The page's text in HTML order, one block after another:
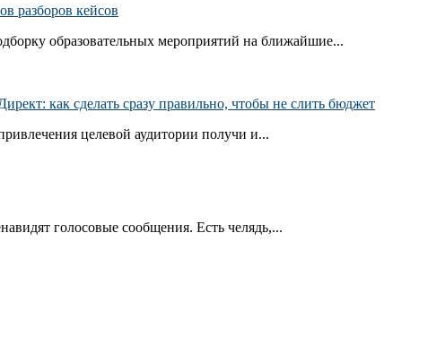
разборов кейсов
образовательных мероприятий на ближайшие...
как сделать сразу правильно, чтобы не слить бюджет
целевой аудитории получи и...
голосовые сообщения. Есть челядь,...